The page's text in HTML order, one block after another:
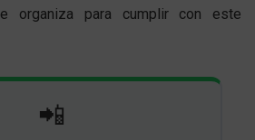
organiza para cumplir con este
📲